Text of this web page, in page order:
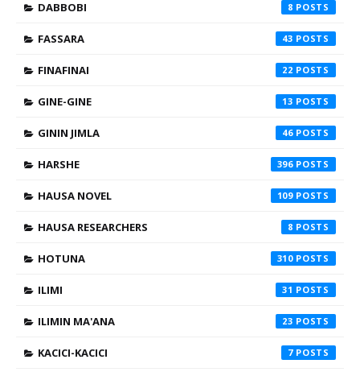
DABBOBI 8
FASSARA 43
FINAFINAI 22
GINE-GINE 13
GININ JIMLA 46
HARSHE 396
HAUSA NOVEL 109
HAUSA RESEARCHERS 8
HOTUNA 310
ILIMI 31
ILIMIN MA'ANA 23
KACICI-KACICI 7